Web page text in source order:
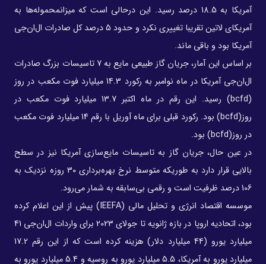
آمریکا به 18.5 درصد رسید. این درحالی است که میزانمحموله‌ها به
آمریکای لاتین تقریبا تغییری نکرد و حدود 5 درصد کل صادرات ال‌ان‌جی
آمریکا بود و باقی ماند.
بر اساس این آمار، جریان گاز طبیعی مایع به 7 تاسیسات بزرگ صادرات
ال‌ان‌جی آمریکا در ماه نوامبر به رکورد 14.3 میلیارد فوت مکعب در روز
(bcfd) رسید. این رقم در ماه اکتبر 13.7 میلیارد فوت مکعب در
روز(bcfd) بود. رکورد قبلی برای ماه آوریل با رقم 14 میلیارد فوت مکعب
در روز(bcfd) بود.
در عین حال، جریان گاز به تاسیسات مایع‌سازی آمریکا نیز در سطح
بالایی قرار دارد به طوریکه متوسط نرخ بهره‌برداری 30 روزه نزدیک به
106 درصد ظرفیت است و رقمی بی‌سابقه به شمار می‌رود.
موسسه اقتصاد انرژی و تحلیل مالی (IEEFA) پیش از این اعلام کرده
بود، اتحادیه اروپا در بازه ژانویه تا جولای 2023 برای واردات ال‌ان‌جی 41
میلیارد یورو (44 میلیارد دلار) هزینه کرده است که از این رقم 17.2
میلیارد یورو به آمریکا، 5.5 میلیارد یورو به روسیه و 5.4 میلیارد یورو به